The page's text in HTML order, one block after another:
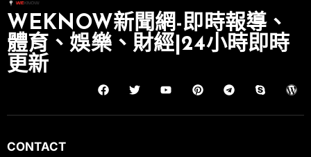
WEKNOW新聞網-即時報導、
體育、娛樂、財經|24小時即時
更新
CONTACT